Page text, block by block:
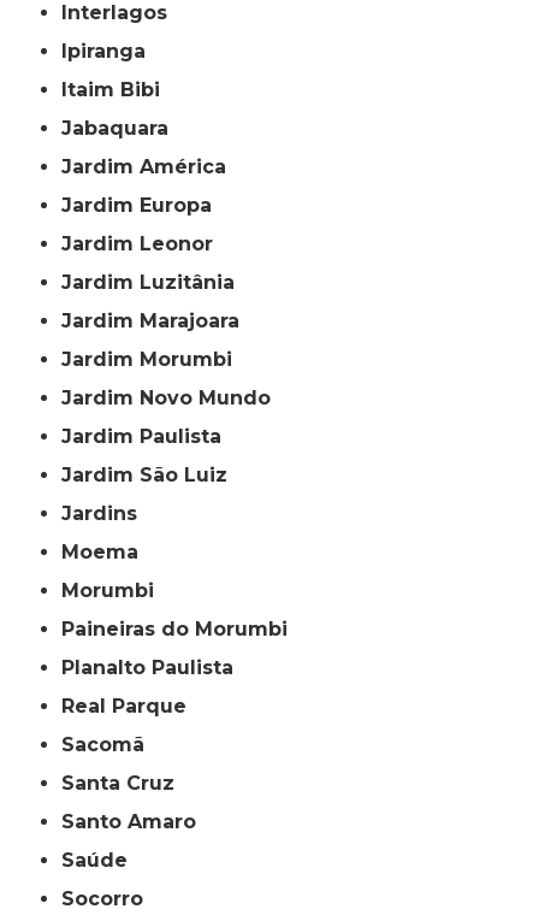
Interlagos
Ipiranga
Itaim Bibi
Jabaquara
Jardim América
Jardim Europa
Jardim Leonor
Jardim Luzitânia
Jardim Marajoara
Jardim Morumbi
Jardim Novo Mundo
Jardim Paulista
Jardim São Luiz
Jardins
Moema
Morumbi
Paineiras do Morumbi
Planalto Paulista
Real Parque
Sacomã
Santa Cruz
Santo Amaro
Saúde
Socorro